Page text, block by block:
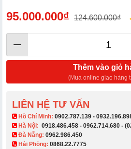
95.000.000₫ 124.600.000₫
Thêm vào giỏ
(Mua online giao hàng
LIÊN HỆ TƯ VẤN
​ Hồ Chí Minh: 0902.787.139 -
Hà Nội: 0918.486.458 - 0962.714.680 -
Đà Nẵng: 0962.986.450
Hải Phòng: 0868.22.7775